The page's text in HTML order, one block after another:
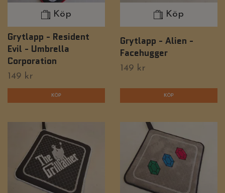
Köp
Grytlapp - Resident
Evil - Umbrella
Corporation
149 kr
Köp
Grytlapp - Alien -
Facehugger
149 kr